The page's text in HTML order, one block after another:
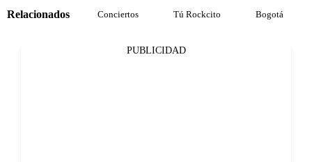
Relacionados Conciertos Tú Rockcito Bogotá
PUBLICIDAD